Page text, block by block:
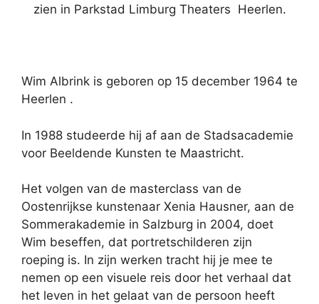
zien in Parkstad Limburg Theaters Heerlen.
Wim Albrink is geboren op 15 december 1964 te
Heerlen .
In 1988 studeerde hij af aan de Stadsacademie
voor Beeldende Kunsten te Maastricht.
Het volgen van de masterclass van de
Oostenrijkse kunstenaar Xenia Hausner, aan de
Sommerakademie in Salzburg in 2004, doet
Wim beseffen, dat portretschilderen zijn
roeping is. In zijn werken tracht hij je mee te
nemen op een visuele reis door het verhaal dat
het leven in het gelaat van de persoon heeft